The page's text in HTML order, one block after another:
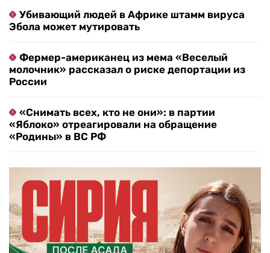
Убивающий людей в Африке штамм вируса
Эбола может мутировать
Фермер-американец из мема «Веселый
молочник» рассказал о риске депортации из
России
«Снимать всех, кто не они»: в партии
«Яблоко» отреагировали на обращение
«Родины» в ВС РФ